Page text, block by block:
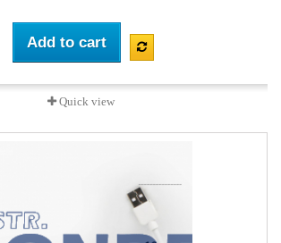
Add to cart
Quick view